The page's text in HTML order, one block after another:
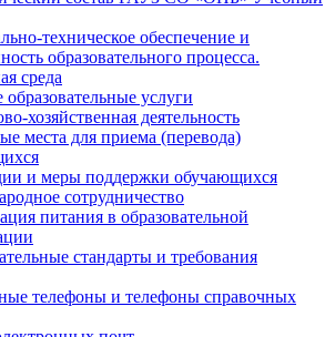
техническое обеспечение и
образовательного процесса.
среда
услуги
хозяйственная деятельность
места для приема (перевода)
и меры поддержки обучающихся
сотрудничество
питания в образовательной
стандарты и требования
телефоны и телефоны справочных